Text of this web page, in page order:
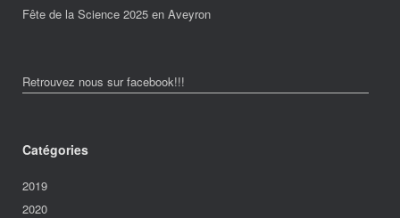
Fête de la Science 2025 en Aveyron
Retrouvez nous sur facebook!!!
Catégories
2019
2020